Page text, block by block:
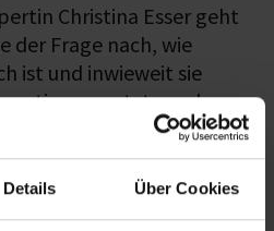
Details Über Cookies
Christina Esser geht
der Frage nach, wie
ist und inwieweit sie
ersetzt werden